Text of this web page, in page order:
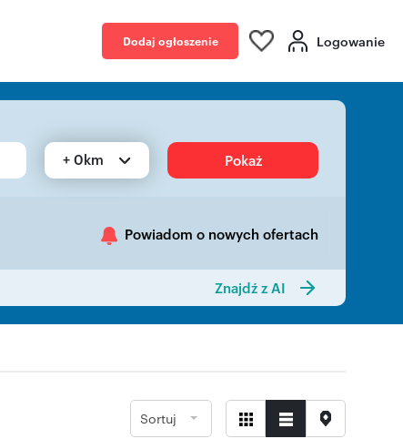
Dodaj ogłoszenie Logowanie
+ 0km Pokaż
Powiadom o nowych ofertach
Znajdź z AI
Sortuj